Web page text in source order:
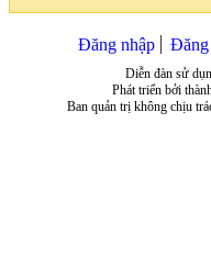
Đăng nhập
Diễn đàn sử
Phát triển bởi
Ban quản trị không chịu